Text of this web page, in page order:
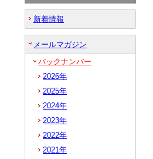
新着情報
メールマガジン
バックナンバー
2026年
2025年
2024年
2023年
2022年
2021年